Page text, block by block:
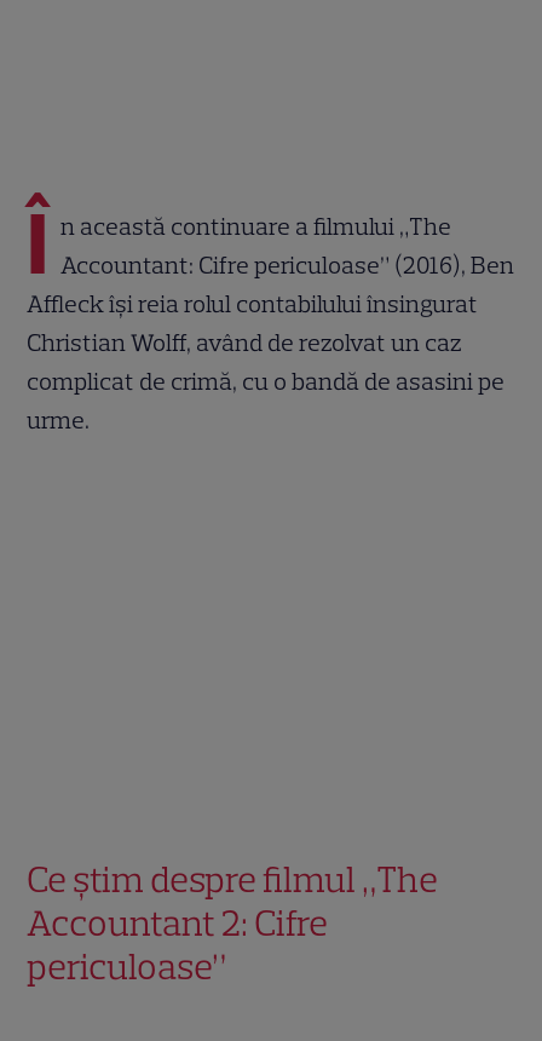
Î n această continuare a filmului „The
Accountant: Cifre periculoase” (2016), Ben
Affleck își reia rolul contabilului însingurat
Christian Wolff, având de rezolvat un caz
complicat de crimă, cu o bandă de asasini pe
urme.
Ce știm despre filmul „The
Accountant 2: Cifre
periculoase”